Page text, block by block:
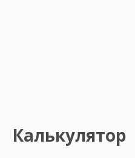
Калькулятор